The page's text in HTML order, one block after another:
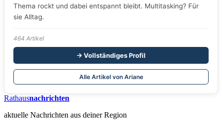
Thema rockt und dabei entspannt bleibt. Multitasking? Für
sie Alltag.
464 Artikel
→ Vollständiges Profil
Alle Artikel von Ariane
Rathausnachrichten
aktuelle Nachrichten aus deiner Region